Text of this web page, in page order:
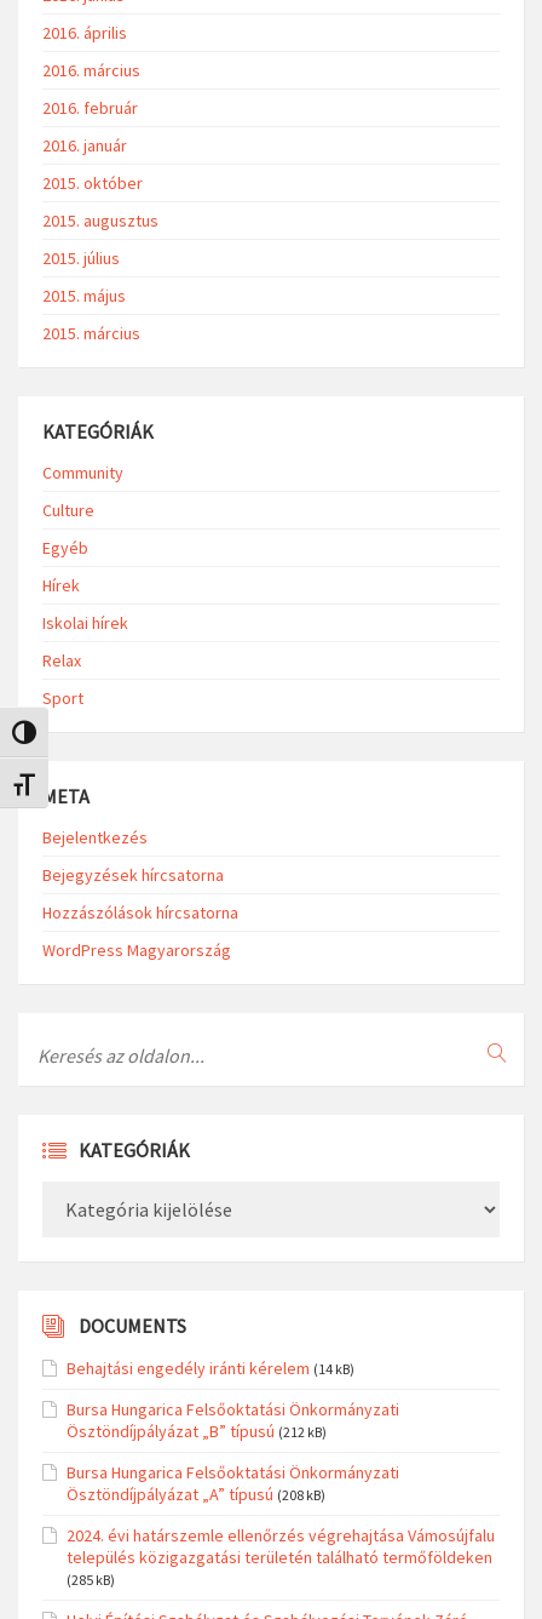
Nagy kontraszt váltása
Betűméret váltása
2016. április
2016. március
2016. február
2016. január
2015. október
2015. augusztus
2015. július
2015. május
2015. március
KATEGÓRIÁK
Community
Culture
Egyéb
Hírek
Iskolai hírek
Relax
Sport
META
Bejelentkezés
Bejegyzések hírcsatorna
Hozzászólások hírcsatorna
WordPress Magyarország
KATEGÓRIÁK
DOCUMENTS
Behajtási engedély iránti kérelem (14 kB)
Bursa Hungarica Felsőoktatási Önkormányzati
Ösztöndíjpályázat „B” típusú (212 kB)
Bursa Hungarica Felsőoktatási Önkormányzati
Ösztöndíjpályázat „A” típusú (208 kB)
2024. évi határszemle ellenőrzés végrehajtása Vámosújfalu
település közigazgatási területén található termőföldeken
(285 kB)